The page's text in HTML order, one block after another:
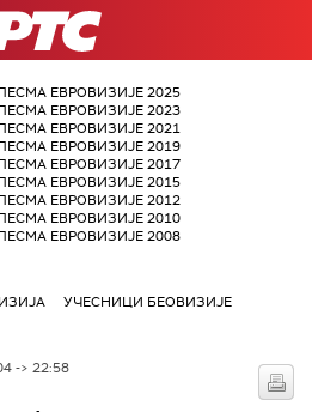
ЕВРОВИЗИЈЕ 2025
ЕВРОВИЗИЈЕ 2023
ЕВРОВИЗИЈЕ 2021
ЕВРОВИЗИЈЕ 2019
ЕВРОВИЗИЈЕ 2017
ЕВРОВИЗИЈЕ 2015
ЕВРОВИЗИЈЕ 2012
ЕВРОВИЗИЈЕ 2010
ЕВРОВИЗИЈЕ 2008
УЧЕСНИЦИ БЕОВИЗИЈЕ
-> 22:58